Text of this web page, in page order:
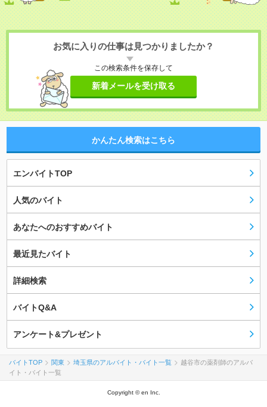
お気に入りの仕事は見つかりましたか？
この検索条件を保存して
新着メールを受け取る
かんたん検索はこちら
エンバイトTOP
人気のバイト
あなたへのおすすめバイト
最近見たバイト
詳細検索
バイトQ&A
アンケート&プレゼント
バイトTOP 関東 埼玉県のアルバイト・バイト一覧
越谷市の薬剤師のアルバ
イト・バイト一覧
Copyright © en Inc.